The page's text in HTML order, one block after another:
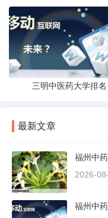
三明中医药大学排名
最新文章
福州中
2026-
福州中